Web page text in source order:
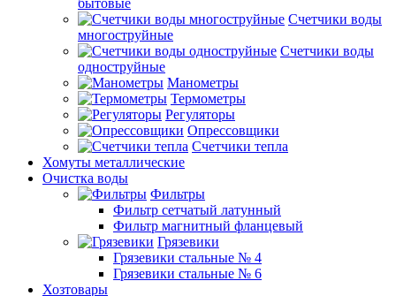
Счетчики воды
многоструйные
Счетчики воды
одноструйные
Манометры
Термометры
Регуляторы
Опрессовщики
Счетчики тепла
Хомуты металлические
Очистка воды
Фильтры
Фильтр сетчатый латунный
Фильтр магнитный фланцевый
Грязевики
Грязевики стальные № 4
Грязевики стальные № 6
Хозтовары